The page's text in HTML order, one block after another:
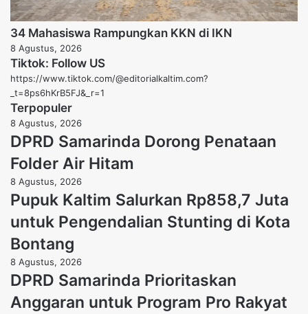
34 Mahasiswa Rampungkan KKN di IKN
8 Agustus, 2026
Tiktok: Follow US
https://www.tiktok.com/@editorialkaltim.com?
_t=8ps6hKrB5FJ&_r=1
Terpopuler
8 Agustus, 2026
DPRD Samarinda Dorong Penataan
Folder Air Hitam
8 Agustus, 2026
Pupuk Kaltim Salurkan Rp858,7 Juta
untuk Pengendalian Stunting di Kota
Bontang
8 Agustus, 2026
DPRD Samarinda Prioritaskan
Anggaran untuk Program Pro Rakyat